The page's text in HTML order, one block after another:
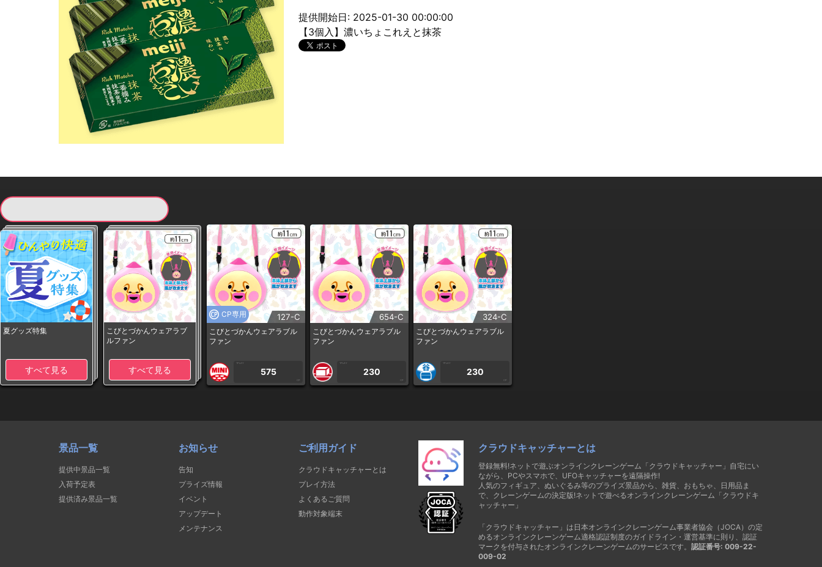
提供開始日: 2025-01-30 00:00:00
【3個入】濃いちょこれえと抹茶
夏グッズ特集
すべて見る
こびとづかんウェアラブ
ルファン
すべて見る
CP専用 127-C
こびとづかんウェアラブル
ファン
1PLAY
575
CP
654-C
こびとづかんウェアラブル
ファン
1PLAY
230
CP
324-C
こびとづかんウェアラブル
ファン
1PLAY
230
CP
景品一覧
提供中景品一覧
入荷予定表
提供済み景品一覧
お知らせ
告知
プライズ情報
イベント
アップデート
メンテナンス
ご利用ガイド
クラウドキャッチャーとは
プレイ方法
よくあるご質問
動作対象端末
クラウドキャッチャーとは
登録無料!ネットで遊ぶオンラインクレーンゲーム「クラウドキャッチャー」自宅にい
ながら、PCやスマホで、UFOキャッチャーを遠隔操作!
人気のフィギュア、ぬいぐるみ等のプライズ景品から、雑貨、おもちゃ、日用品ま
で、クレーンゲームの決定版!ネットで遊べるオンラインクレーンゲーム「クラウドキ
ャッチャー」
「クラウドキャッチャー」は日本オンラインクレーンゲーム事業者協会（JOCA）の定
めるオンラインクレーンゲーム適格認証制度のガイドライン・運営基準に則り、認証
マークを付与されたオンラインクレーンゲームのサービスです。 認証番号: 009-22-
009-02